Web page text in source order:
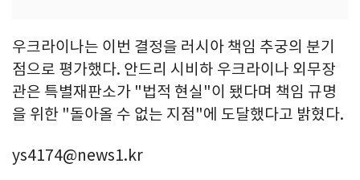
우크라이나는 이번 결정을 러시아 책임 추궁의 분기
점으로 평가했다. 안드리 시비하 우크라이나 외무장
관은 특별재판소가 "법적 현실"이 됐다며 책임 규명
을 위한 "돌아올 수 없는 지점"에 도달했다고 밝혔다.
ys4174@news1.kr